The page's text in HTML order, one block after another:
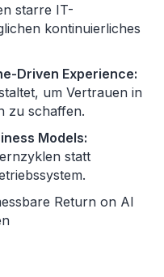
starre IT-
kontinuierliches
Driven Experience:
um Vertrauen in
zu schaffen.
Models:
statt
Return on AI